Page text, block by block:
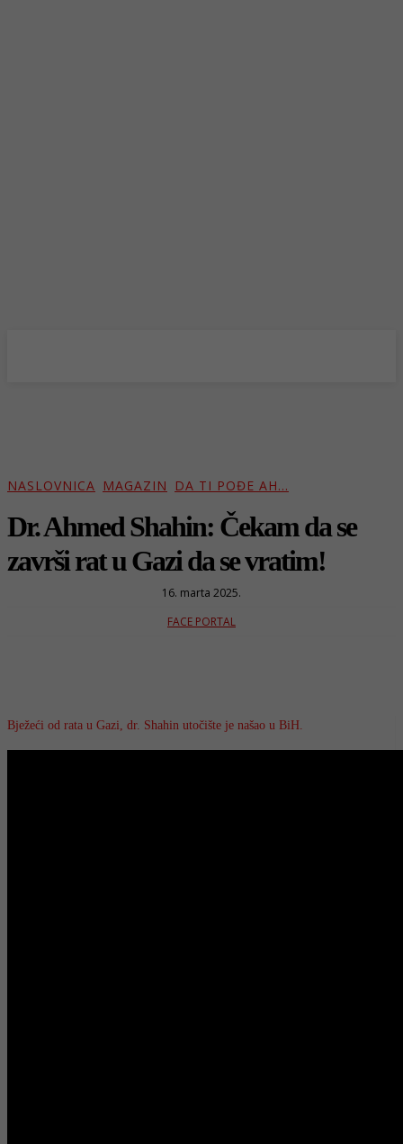
NASLOVNICA MAGAZIN DA TI POĐE AH...
Dr. Ahmed Shahin: Čekam da se
završi rat u Gazi da se vratim!
16. marta 2025.
FACE PORTAL
Bježeći od rata u Gazi, dr. Shahin utočište je našao u BiH.